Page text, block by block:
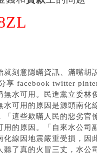
刻意隱瞞資訊、滿嘴胡
享 facebook twitter
水可用。民進黨立委林
可用的原因是源頭南化
這些欺暪人民的惡劣官
的原因。「自來水公司
線因地震嚴重受損，因
了真的火冒三丈，水公